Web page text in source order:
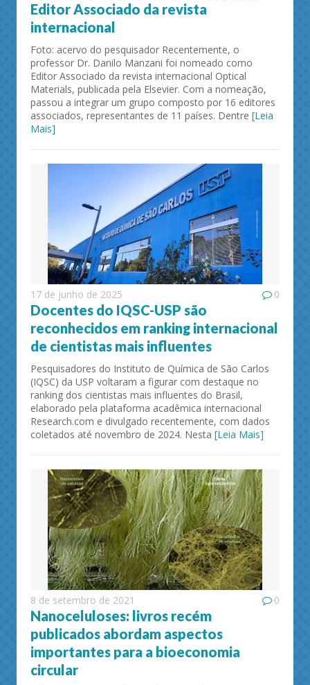
Editor Associado da revista
internacional
Foto: acervo do pesquisador Recentemente, o
professor Dr. Danilo Manzani foi nomeado como
Editor Associado da revista internacional Optical
Materials, publicada pela Elsevier. Com a nomeação,
passou a integrar um grupo composto por 16 editores
associados, representantes de 11 países. Dentre [Leia
Mais]
17 de junho de 2025 0
Docentes do IQSC-USP são
reconhecidos em ranking internacional
de cientistas mais influentes
Pesquisadores do Instituto de Química de São Carlos
(IQSC) da USP voltaram a figurar com destaque no
ranking dos cientistas mais influentes do Brasil,
elaborado pela plataforma acadêmica internacional
Research.com e divulgado recentemente, com dados
coletados até novembro de 2024. Nesta [Leia Mais]
8 de setembro de 2021 0
Nanoceluloses: livros recém
publicados abordam aspectos
importantes para a bioeconomia
circular